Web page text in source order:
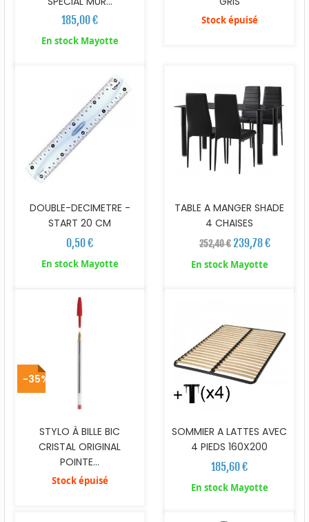
185,00 €
En stock Mayotte
Stock épuisé
DOUBLE-DECIMETRE -
START 20 CM
0,50 €
En stock Mayotte
TABLE A MANGER SHADE
4 CHAISES
252,40 € 239,78 €
En stock Mayotte
STYLO À BILLE BIC
CRISTAL ORIGINAL
POINTE...
Stock épuisé
SOMMIER A LATTES AVEC
4 PIEDS 160X200
185,60 €
En stock Mayotte
-35%